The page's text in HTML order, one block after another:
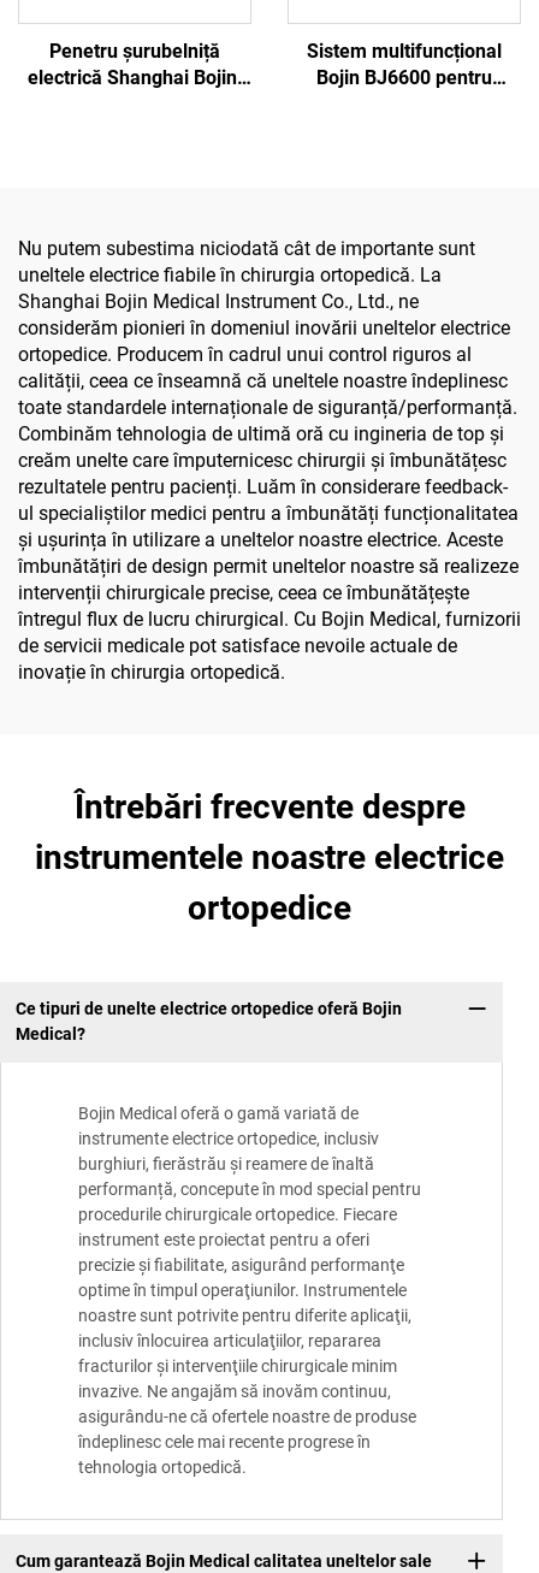
Penetru șurubelniță
electrică Shanghai Bojin,
Sistem multifuncțional
Bojin BJ6600 pentru
traumatică și articulară
Nu putem subestima niciodată cât de importante sunt
uneltele electrice fiabile în chirurgia ortopedică. La
Shanghai Bojin Medical Instrument Co., Ltd., ne
considerăm pionieri în domeniul inovării uneltelor electrice
ortopedice. Producem în cadrul unui control riguros al
calității, ceea ce înseamnă că uneltele noastre îndeplinesc
toate standardele internaționale de siguranță/performanță.
Combinăm tehnologia de ultimă oră cu ingineria de top și
creăm unelte care împuternicesc chirurgii și îmbunătățesc
rezultatele pentru pacienți. Luăm în considerare feedback-
ul specialiștilor medici pentru a îmbunătăți funcționalitatea
și ușurința în utilizare a uneltelor noastre electrice. Aceste
îmbunătățiri de design permit uneltelor noastre să realizeze
intervenții chirurgicale precise, ceea ce îmbunătățește
întregul flux de lucru chirurgical. Cu Bojin Medical, furnizorii
de servicii medicale pot satisface nevoile actuale de
inovație în chirurgia ortopedică.
Întrebări frecvente despre
instrumentele noastre electrice
ortopedice
Ce tipuri de unelte electrice ortopedice oferă Bojin
Medical?
Bojin Medical oferă o gamă variată de
instrumente electrice ortopedice, inclusiv
burghiuri, fierăstrău și reamere de înaltă
performanță, concepute în mod special pentru
procedurile chirurgicale ortopedice. Fiecare
instrument este proiectat pentru a oferi
precizie şi fiabilitate, asigurând performanţe
optime în timpul operaţiunilor. Instrumentele
noastre sunt potrivite pentru diferite aplicaţii,
inclusiv înlocuirea articulaţiilor, repararea
fracturilor şi intervenţiile chirurgicale minim
invazive. Ne angajăm să inovăm continuu,
asigurându-ne că ofertele noastre de produse
îndeplinesc cele mai recente progrese în
tehnologia ortopedică.
Cum garantează Bojin Medical calitatea uneltelor sale